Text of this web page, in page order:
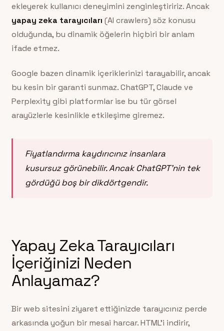
ekleyerek kullanıcı deneyimini zenginleştiririz. Ancak
yapay zeka tarayıcıları (AI crawlers) söz konusu
olduğunda, bu dinamik öğelerin hiçbiri bir anlam
ifade etmez.
Google bazen dinamik içeriklerinizi tarayabilir, ancak
bu kesin bir garanti sunmaz. ChatGPT, Claude ve
Perplexity gibi platformlar ise bu tür görsel
arayüzlerle kesinlikle etkileşime giremez.
Fiyatlandırma kaydırıcınız insanlara
kusursuz görünebilir. Ancak ChatGPT’nin tek
gördüğü boş bir dikdörtgendir.
Yapay Zeka Tarayıcıları
İçeriğinizi Neden
Anlayamaz?
Bir web sitesini ziyaret ettiğinizde tarayıcınız perde
arkasında yoğun bir mesai harcar. HTML’i indirir,